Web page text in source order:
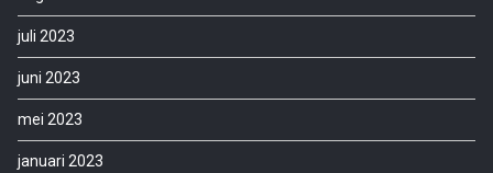
juli 2023
juni 2023
mei 2023
januari 2023